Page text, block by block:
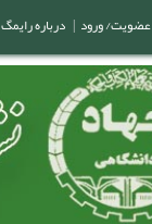
عضویت/ ورود | درباره رایمگ